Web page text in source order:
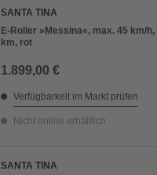
SANTA TINA
E-Roller »Messina«, max. 45 km/
km, rot
1.899,00 €
Verfügbarkeit im Markt prüfen
Nicht online erhältlich
SANTA TINA